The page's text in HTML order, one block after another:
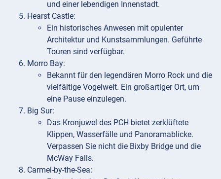
und einer lebendigen Innenstadt.
Hearst Castle:
Ein historisches Anwesen mit opulenter
Architektur und Kunstsammlungen. Geführte
Touren sind verfügbar.
Morro Bay:
Bekannt für den legendären Morro Rock und die
vielfältige Vogelwelt. Ein großartiger Ort, um
eine Pause einzulegen.
Big Sur:
Das Kronjuwel des PCH bietet zerklüftete
Klippen, Wasserfälle und Panoramablicke.
Verpassen Sie nicht die Bixby Bridge und die
McWay Falls.
Carmel-by-the-Sea: